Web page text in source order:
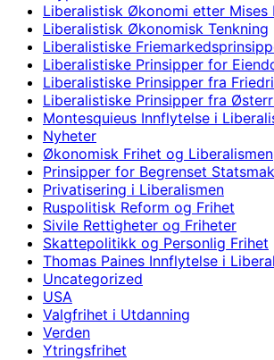
Liberalistisk Økonomi etter Mises
Liberalistisk Økonomisk Tenkning
Liberalistiske
Liberalistiske Prinsipper for
Liberalistiske Prinsipper fra
Liberalistiske Prinsipper fra
Montesquieus Innflytelse i
Nyheter
Økonomisk Frihet og Liberalismen
Prinsipper for Begrenset
Privatisering i Liberalismen
Ruspolitisk Reform og Frihet
Sivile Rettigheter og Friheter
Skattepolitikk og Personlig Frihet
Thomas Paines Innflytelse i
Uncategorized
USA
Valgfrihet i Utdanning
Verden
Ytringsfrihet